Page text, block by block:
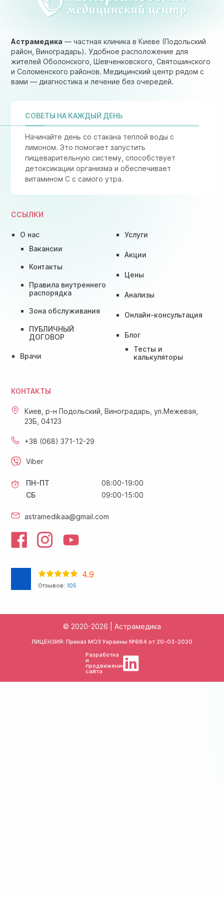
ССЫЛКИ
О нас
Вакансии
Контакты
Правила внутреннего
распорядка
Зона обслуживания
ПУБЛИЧНЫЙ
ДОГОВОР
Врачи
Услуги
Акции
Цены
Анализы
Онлайн-консультация
Блог
Тесты и
калькуляторы
Астрамедика — частная клиника в Киеве (Подольский
район, Виноградарь). Удобное расположение для
жителей Оболонского, Шевченковского, Святошинского
и Соломенского районов. Медицинский центр рядом с
вами — диагностика и лечение без очередей.
СОВЕТЫ НА КАЖДЫЙ ДЕНЬ
Начинайте день со стакана теплой воды с
лимоном. Это помогает запустить
пищеварительную систему, способствует
детоксикации организма и обеспечивает
витамином C с самого утра.
КОНТАКТЫ
Киев, р-н Подольский, Виноградарь, ул.Межевая,
23Б, 04123
+38 (068) 371-12-29
Viber
ПН-ПТ
08:00-19:00
СБ
09:00-15:00
astramedikaa@gmail.com
4.9
Отзывов: 105
© 2020-2026 | Астрамедика
ЛИЦЕНЗИЯ: Приказ МОЗ Украины №684 от 20-03-2020
Разработка
и
продвижение
сайта